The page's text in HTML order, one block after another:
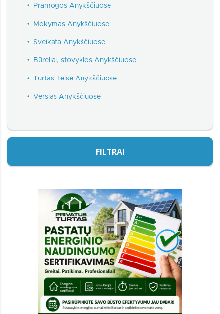
• Pramogos Anykščiuose
• Mokymas Anykščiuose
• Sveikata Anykščiuose
• Būreliai, stovyklos Anykščiuose
• Turtas, teisė Anykščiuose
• Verslas Anykščiuose
FILTRAI